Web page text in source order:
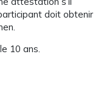
doit obtenir
10 ans.